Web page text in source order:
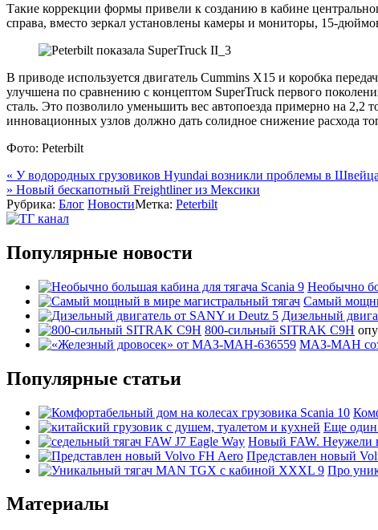
Такие коррекции формы привели к созданию в кабине
справа, вместо зеркал установлены камеры и мониторы, 15-
В приводе используется двигатель Cummins X15 и коробка
улучшена по сравнению с концептом SuperTruck первого
сталь. Это позволило уменьшить вес автопоезда примерно на
инновационных узлов должно дать солидное снижение расхода
Фото: Peterbilt
Навигация
по
записям
« У водородных грузовиков Hyundai возникли проблемы в
» Новый бескапотный Freightliner из Мексики
Рубрика: Блог НовостиМетка: Peterbilt
Популярные новости
Необычно
Самый
Дизельный
800-сильный SITRAK C9H
МАЗ-МАН
Популярные статьи
Еще один
Новый FAW. Неужели в
Представлен новый
Про
Материалы